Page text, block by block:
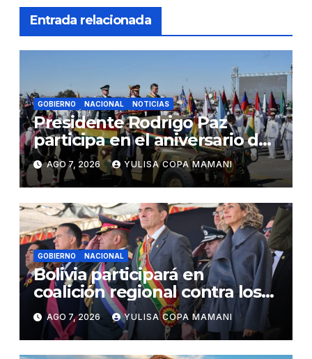
Entrada relacionada
GOBIERNO NACIONAL NOTICIAS
Presidente Rodrigo Paz
participa en el aniversario de
las Fuerzas Armadas
AGO 7, 2026 YULISA COPA MAMANI
GOBIERNO NACIONAL
Bolivia participará en
coalición regional contra los
cárteles del narcotráfico
AGO 7, 2026 YULISA COPA MAMANI